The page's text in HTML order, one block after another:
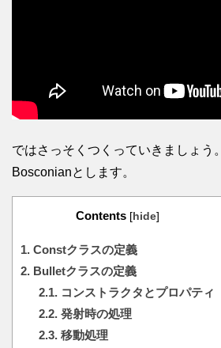
ではさっそくつくっていきましょう
Bosconianとします。
Contents [ hide]
1. Constクラスの定義
2. Bulletクラスの定義
2.1.コンストラクタとプロパティ
2.2.発射時の処理
2.3.移動処理